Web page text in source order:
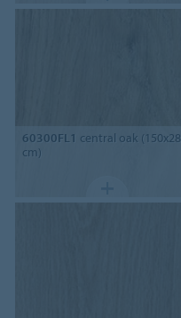
60300FL1 central oak (150x28
cm)